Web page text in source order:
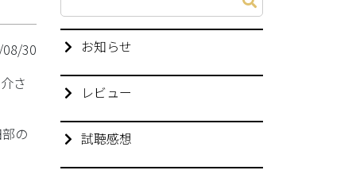
30
さ
の
お知らせ
レビュー
試聴感想